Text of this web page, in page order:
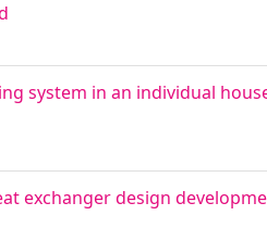
system in an individual
exchanger design